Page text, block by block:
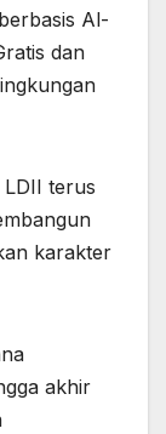
Al-
dan
terus
karakter
akhir